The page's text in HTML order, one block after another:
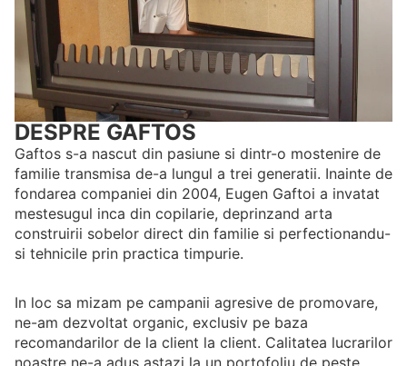
DESPRE GAFTOS
Gaftos s-a nascut din pasiune si dintr-o mostenire de
familie transmisa de-a lungul a trei generatii. Inainte de
fondarea companiei din 2004, Eugen Gaftoi a invatat
mestesugul inca din copilarie, deprinzand arta
construirii sobelor direct din familie si perfectionandu-
si tehnicile prin practica timpurie.
In loc sa mizam pe campanii agresive de promovare,
ne-am dezvoltat organic, exclusiv pe baza
recomandarilor de la client la client. Calitatea lucrarilor
noastre ne-a adus astazi la un portofoliu de peste